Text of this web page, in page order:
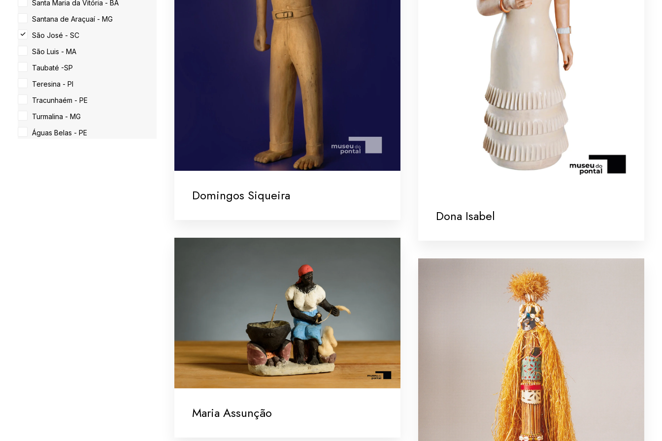
Santa Maria da Vitória - BA
Santana de Araçuaí - MG
São José - SC
São Luis - MA
Taubaté -SP
Teresina - PI
Tracunhaém - PE
Turmalina - MG
Águas Belas - PE
Domingos Siqueira
Dona Isabel
Maria Assunção